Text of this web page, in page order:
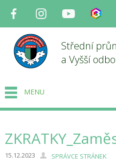
Facebook InstagramYoutube
Střední
a Vyšší
MENU
15.12.2023 SPRÁVCE STRÁNEK